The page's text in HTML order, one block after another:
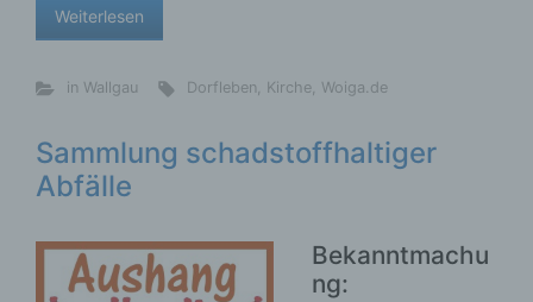
Weiterlesen
in Wallgau Dorfleben, Kirche, Woiga.de
Sammlung schadstoffhaltiger
Abfälle
Bekanntmachu
ng: